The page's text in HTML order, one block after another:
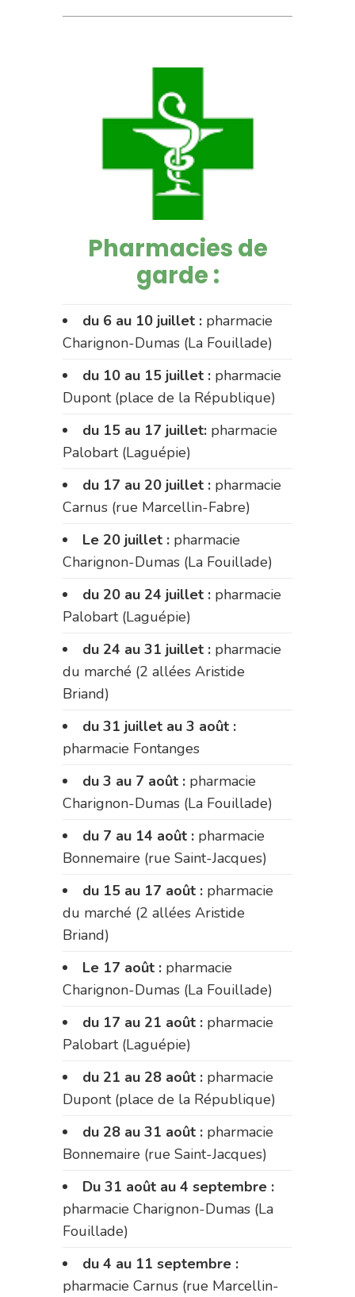
Pharmacies de
garde :
du 6 au 10 juillet : pharmacie
Charignon-Dumas (La Fouillade)
du 10 au 15 juillet : pharmacie
Dupont (place de la République)
du 15 au 17 juillet: pharmacie
Palobart (Laguépie)
du 17 au 20 juillet : pharmacie
Carnus (rue Marcellin-Fabre)
Le 20 juillet : pharmacie
Charignon-Dumas (La Fouillade)
du 20 au 24 juillet : pharmacie
Palobart (Laguépie)
du 24 au 31 juillet : pharmacie
du marché (2 allées Aristide
Briand)
du 31 juillet au 3 août :
pharmacie Fontanges
du 3 au 7 août : pharmacie
Charignon-Dumas (La Fouillade)
du 7 au 14 août : pharmacie
Bonnemaire (rue Saint-Jacques)
du 15 au 17 août : pharmacie
du marché (2 allées Aristide
Briand)
Le 17 août : pharmacie
Charignon-Dumas (La Fouillade)
du 17 au 21 août : pharmacie
Palobart (Laguépie)
du 21 au 28 août : pharmacie
Dupont (place de la République)
du 28 au 31 août : pharmacie
Bonnemaire (rue Saint-Jacques)
Du 31 août au 4 septembre :
pharmacie Charignon-Dumas (La
Fouillade)
du 4 au 11 septembre :
pharmacie Carnus (rue Marcellin-